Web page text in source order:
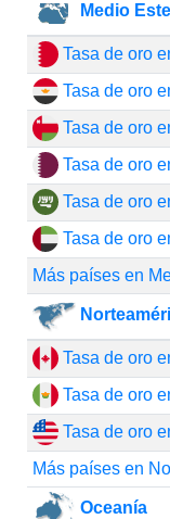
Medio Este
Tasa de oro
Tasa de oro
Tasa de oro
Tasa de oro
Tasa de oro
Tasa de oro
Más países en
Tasa de oro
Tasa de oro
Tasa de oro
Más países en
Oceanía